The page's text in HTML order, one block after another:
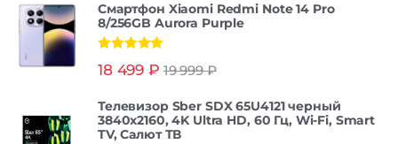
Смартфон Xiaomi Redmi Note 14 Pro
8/256GB Aurora Purple
из 5
18 499 ₽ 19 999₽
Телевизор Sber SDX 65U4121 черный
3840x2160, 4K Ultra HD, 60 Гц, Wi-Fi, Smart
TV, Салют ТВ